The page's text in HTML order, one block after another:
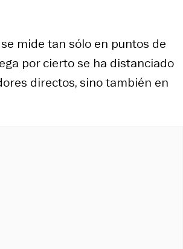
mide tan sólo en puntos de
por cierto se ha distanciado
directos, sino también en